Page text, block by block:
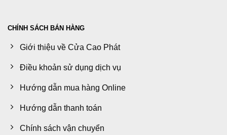
CHÍNH SÁCH BÁN HÀNG
Giới thiệu về Cửa Cao Phát
Điều khoản sử dụng dịch vụ
Hướng dẫn mua hàng Online
Hướng dẫn thanh toán
Chính sách vận chuyển